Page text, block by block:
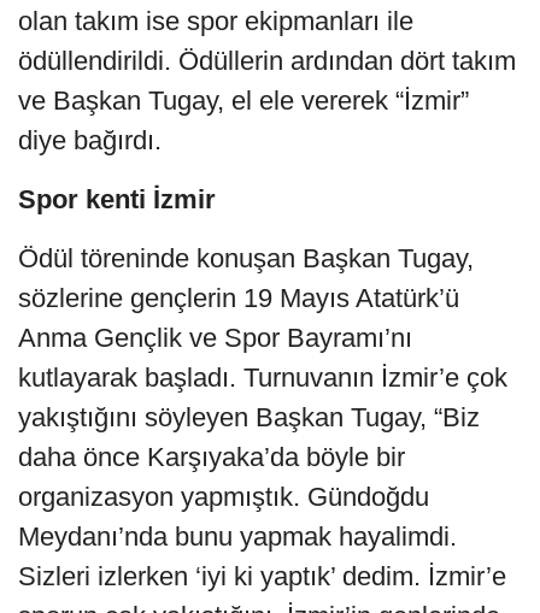
olan takım ise spor ekipmanları ile
ödüllendirildi. Ödüllerin ardından dört takım
ve Başkan Tugay, el ele vererek “İzmir”
diye bağırdı.
Spor kenti İzmir
Ödül töreninde konuşan Başkan Tugay,
sözlerine gençlerin 19 Mayıs Atatürk’ü
Anma Gençlik ve Spor Bayramı’nı
kutlayarak başladı. Turnuvanın İzmir’e çok
yakıştığını söyleyen Başkan Tugay, “Biz
daha önce Karşıyaka’da böyle bir
organizasyon yapmıştık. Gündoğdu
Meydanı’nda bunu yapmak hayalimdi.
Sizleri izlerken ‘iyi ki yaptık’ dedim. İzmir’e